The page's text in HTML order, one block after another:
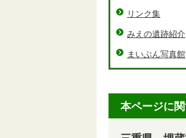
リンク集
みえの遺跡紹介
まいぶん写真館
本ページに